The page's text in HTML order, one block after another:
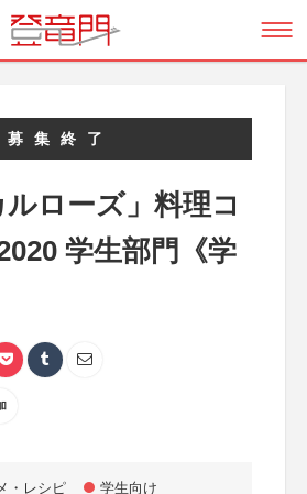
募集終了
ローズ」料理コ
学生部門《学
・レシピ 学生向け